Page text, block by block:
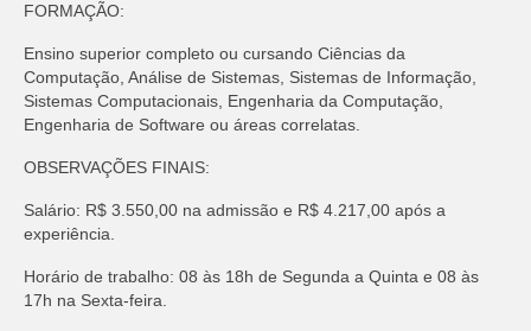
FORMAÇÃO:
Ensino superior completo ou cursando Ciências da
Computação, Análise de Sistemas, Sistemas de Informação,
Sistemas Computacionais, Engenharia da Computação,
Engenharia de Software ou áreas correlatas.
OBSERVAÇÕES FINAIS:
Salário: R$ 3.550,00 na admissão e R$ 4.217,00 após a
experiência.
Horário de trabalho: 08 às 18h de Segunda a Quinta e 08 às
17h na Sexta-feira.